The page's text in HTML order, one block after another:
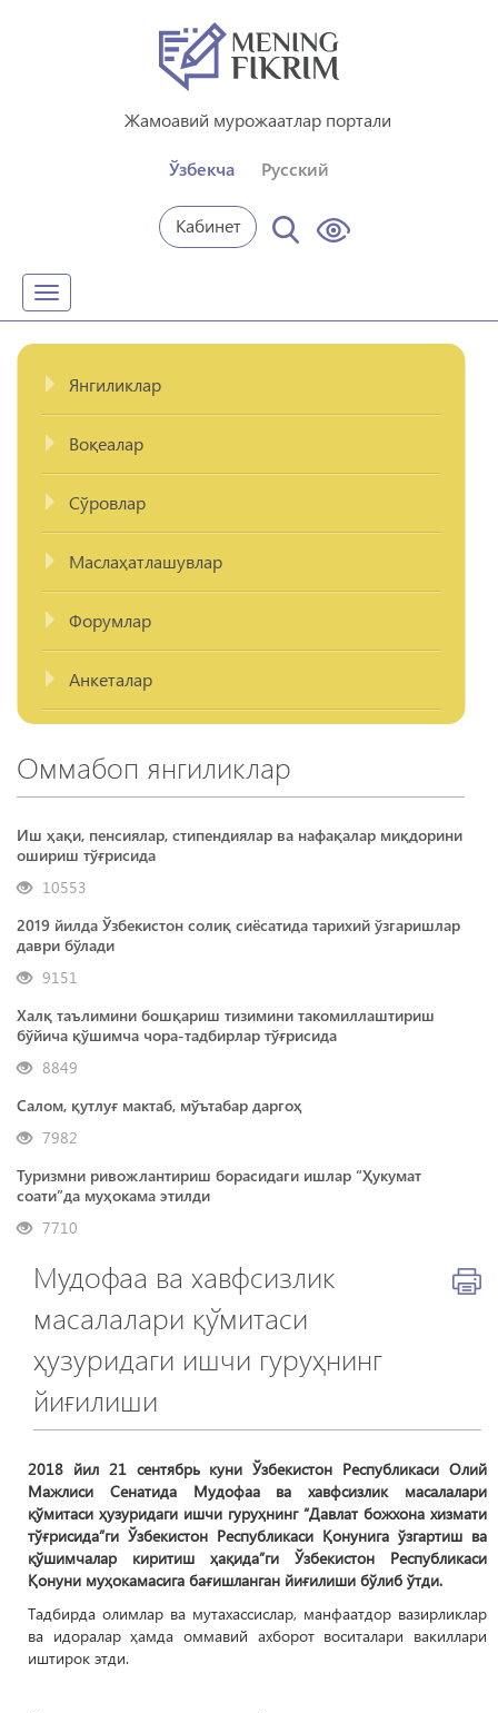
Жамоавий мурожаатлар портали
Ўзбекча Русский
Кабинет
Toggle
navigation
Янгиликлар
Воқеалар
Сўровлар
Маслаҳатлашувлар
Форумлар
Анкеталар
Оммабоп янгиликлар
Иш ҳақи, пенсиялар, стипендиялар ва нафақалар миқдорини
ошириш тўғрисида
10553
2019 йилда Ўзбекистон солиқ сиёсатида тарихий ўзгаришлар
даври бўлади
9151
Халқ таълимини бошқариш тизимини такомиллаштириш
бўйича қўшимча чора-тадбирлар тўғрисида
8849
Салом, қутлуғ мактаб, мўътабар даргоҳ
7982
Туризмни ривожлантириш борасидаги ишлар “Ҳукумат
соати”да муҳокама этилди
7710
Мудофаа ва хавфсизлик
масалалари қўмитаси
ҳузуридаги ишчи гуруҳнинг
йиғилиши
2018 йил 21 сентябрь куни Ўзбекистон Республикаси Олий
Мажлиси Сенатида Мудофаа ва хавфсизлик масалалари
қўмитаси ҳузуридаги ишчи гуруҳнинг “Давлат божхона хизмати
тўғрисида”ги Ўзбекистон Республикаси Қонунига ўзгартиш ва
қўшимчалар киритиш ҳақида”ги Ўзбекистон Республикаси
Қонуни муҳокамасига бағишланган йиғилиши бўлиб ўтди.
Тадбирда олимлар ва мутахассислар, манфаатдор вазирликлар
ва идоралар ҳамда оммавий ахборот воситалари вакиллари
иштирок этди.